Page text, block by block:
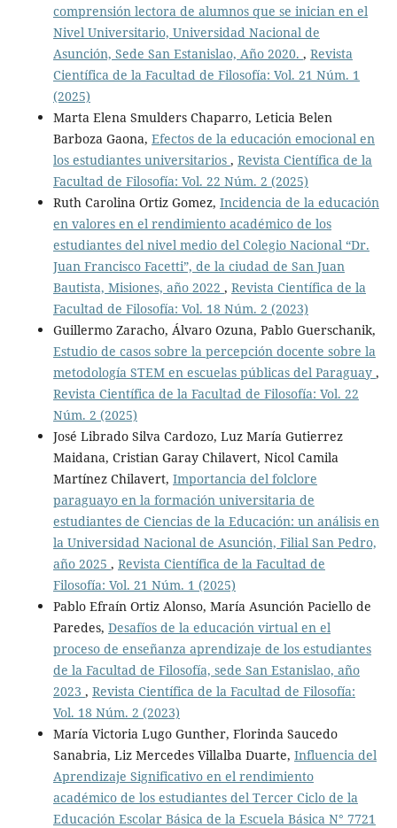
comprensión lectora de alumnos que se inician en el
Nivel Universitario, Universidad Nacional de
Asunción, Sede San Estanislao, Año 2020. , Revista
Científica de la Facultad de Filosofía: Vol. 21 Núm. 1
(2025)
Marta Elena Smulders Chaparro, Leticia Belen
Barboza Gaona, Efectos de la educación emocional en
los estudiantes universitarios , Revista Científica de la
Facultad de Filosofía: Vol. 22 Núm. 2 (2025)
Ruth Carolina Ortiz Gomez, Incidencia de la educación
en valores en el rendimiento académico de los
estudiantes del nivel medio del Colegio Nacional “Dr.
Juan Francisco Facetti”, de la ciudad de San Juan
Bautista, Misiones, año 2022 , Revista Científica de la
Facultad de Filosofía: Vol. 18 Núm. 2 (2023)
Guillermo Zaracho, Álvaro Ozuna, Pablo Guerschanik,
Estudio de casos sobre la percepción docente sobre la
metodología STEM en escuelas públicas del Paraguay ,
Revista Científica de la Facultad de Filosofía: Vol. 22
Núm. 2 (2025)
José Librado Silva Cardozo, Luz María Gutierrez
Maidana, Cristian Garay Chilavert, Nicol Camila
Martínez Chilavert, Importancia del folclore
paraguayo en la formación universitaria de
estudiantes de Ciencias de la Educación: un análisis en
la Universidad Nacional de Asunción, Filial San Pedro,
año 2025 , Revista Científica de la Facultad de
Filosofía: Vol. 21 Núm. 1 (2025)
Pablo Efraín Ortiz Alonso, María Asunción Paciello de
Paredes, Desafíos de la educación virtual en el
proceso de enseñanza aprendizaje de los estudiantes
de la Facultad de Filosofía, sede San Estanislao, año
2023 , Revista Científica de la Facultad de Filosofía:
Vol. 18 Núm. 2 (2023)
María Victoria Lugo Gunther, Florinda Saucedo
Sanabria, Liz Mercedes Villalba Duarte, Influencia del
Aprendizaje Significativo en el rendimiento
académico de los estudiantes del Tercer Ciclo de la
Educación Escolar Básica de la Escuela Básica N° 7721